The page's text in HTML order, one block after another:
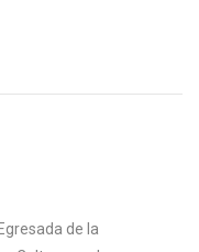
de la